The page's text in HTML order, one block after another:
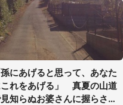
孫にあげると思って、あなた
れをあげる」 真夏の山道
知らぬお婆さんに握らされ